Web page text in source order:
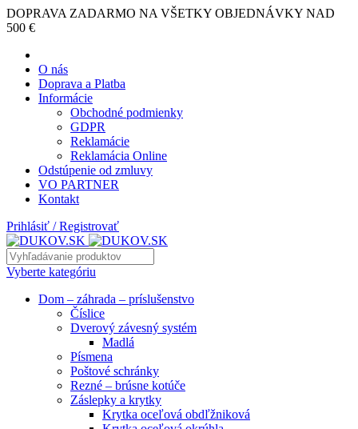
DOPRAVA ZADARMO NA VŠETKY OBJEDNÁVKY NAD
500 €
O nás
Doprava a Platba
Informácie
Obchodné podmienky
GDPR
Reklamácie
Reklamácia Online
Odstúpenie od zmluvy
VO PARTNER
Kontakt
Prihlásiť / Registrovať
Vyberte kategóriu
Dom – záhrada – príslušenstvo
Číslice
Dverový závesný systém
Madlá
Písmena
Poštové schránky
Rezné – brúsne kotúče
Záslepky a krytky
Krytka oceľová obdľžniková